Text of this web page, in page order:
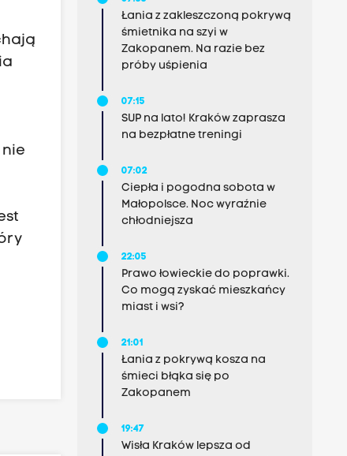
nie
Łania z zakleszczoną pokrywą
śmietnika na szyi w
Zakopanem. Na razie bez
próby uśpienia
07:15
SUP na lato! Kraków zaprasza
na bezpłatne treningi
07:02
Ciepła i pogodna sobota w
Małopolsce. Noc wyraźnie
chłodniejsza
22:05
Prawo łowieckie do poprawki.
Co mogą zyskać mieszkańcy
miast i wsi?
21:01
Łania z pokrywą kosza na
śmieci błąka się po
Zakopanem
19:47
Wisła Kraków lepsza od